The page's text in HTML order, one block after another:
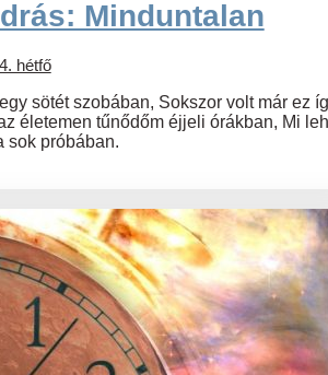
Minduntalan
hétfő
sötét szobában, Sokszor volt már ez
életemen tűnődőm éjjeli órákban, Mi
sok próbában.